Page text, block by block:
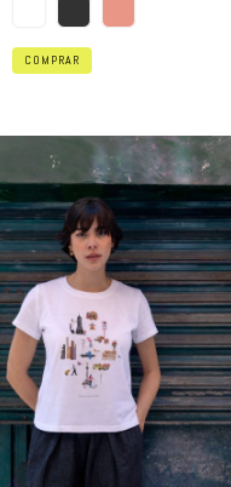
COMPRAR